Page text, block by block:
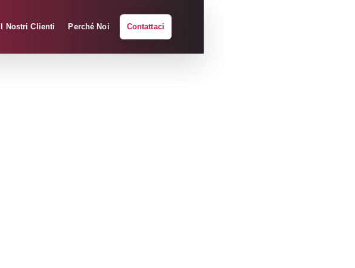
I Nostri Clienti Perché Noi Contattaci